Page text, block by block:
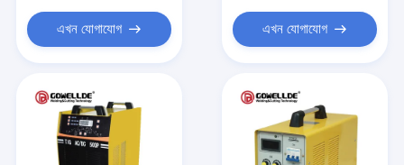
পণ্য
ভিডিও
এখন যোগাযোগ এখন যোগাযোগ